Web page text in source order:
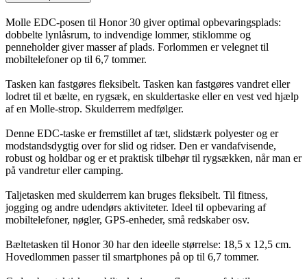
Molle EDC-posen til Honor 30 giver optimal opbevaringsplads:
dobbelte lynlåsrum, to indvendige lommer, stiklomme og
penneholder giver masser af plads. Forlommen er velegnet til
mobiltelefoner op til 6,7 tommer.
Tasken kan fastgøres fleksibelt. Tasken kan fastgøres vandret eller
lodret til et bælte, en rygsæk, en skuldertaske eller en vest ved hjælp
af en Molle-strop. Skulderrem medfølger.
Denne EDC-taske er fremstillet af tæt, slidstærk polyester og er
modstandsdygtig over for slid og ridser. Den er vandafvisende,
robust og holdbar og er et praktisk tilbehør til rygsækken, når man er
på vandretur eller camping.
Taljetasken med skulderrem kan bruges fleksibelt. Til fitness,
jogging og andre udendørs aktiviteter. Ideel til opbevaring af
mobiltelefoner, nøgler, GPS-enheder, små redskaber osv.
Bæltetasken til Honor 30 har den ideelle størrelse: 18,5 x 12,5 cm.
Hovedlommen passer til smartphones på op til 6,7 tommer.